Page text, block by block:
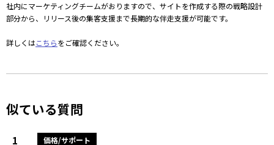
社内にマーケティングチームがおりますので、サイトを作成する際の戦略設計
部分から、リリース後の集客支援まで長期的な伴走支援が可能です。
詳しくはこちらをご確認ください。
似ている質問
1
価格/サポート